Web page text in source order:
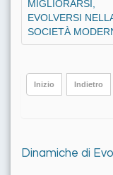
MIGLIORARSI,
EVOLVERSI
SOCIETÀ
Inizio Indietro
Dinamiche di